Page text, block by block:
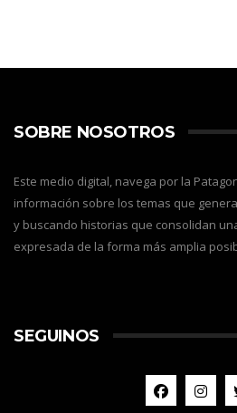
SOBRE NOSOTROS
Este medio digital, navega por la
información sobre los temas que
y buscando historias que consolidan
expresada de la forma más amplia
SEGUINOS